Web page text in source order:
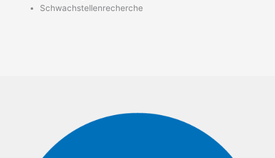
Schwachstellenrecherche